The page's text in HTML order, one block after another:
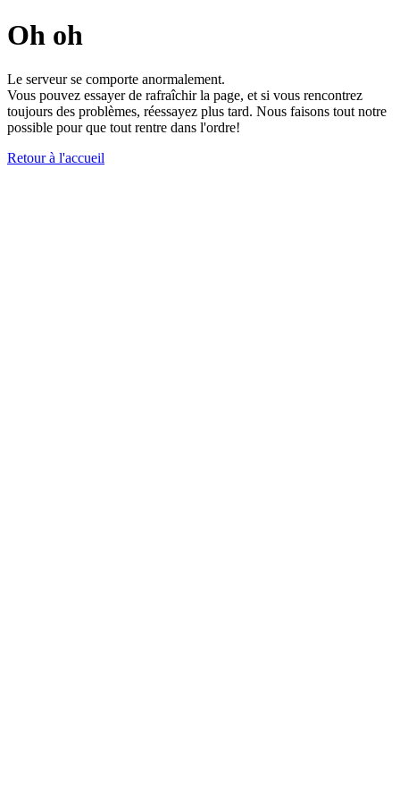
Oh oh
Le serveur se comporte anormalement.
Vous pouvez essayer de rafraîchir la page, et si vous rencontrez
toujours des problèmes, réessayez plus tard. Nous faisons tout notre
possible pour que tout rentre dans l'ordre!
Retour à l'accueil